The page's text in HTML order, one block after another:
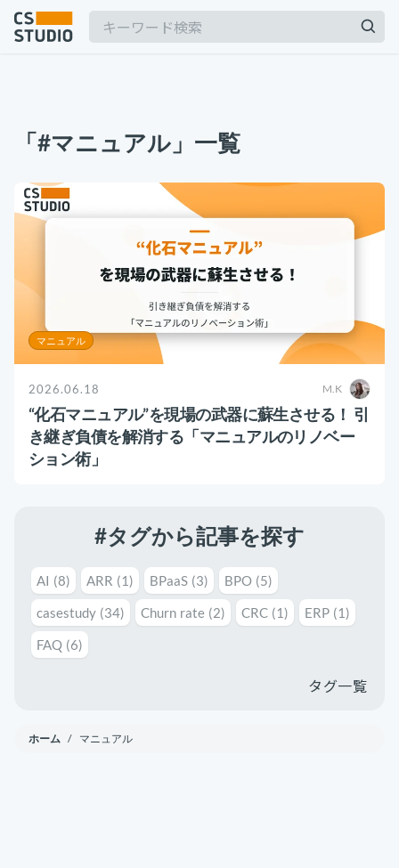
記事
サービス
keyboard_arrow_down
コンサル・トレーニング
コンサルティング
ブートキャンプ
CS人材育成プログラム
運用代行・人材派遣
カスタマーサクセス人材派遣・常駐
カスタマーサクセスBPO
カスタマーサポート代行
多言語カスタマーサポート対応
CSツール導入・運用支援
ツール選定・運用支援
Zendesk導入支援
ユーザーインタビュー
ル作成やタスク管理のテクニックを紹介
2025.06.06
BPaaSに取り組む注目企業一覧（2025年版）
BPO BPaaS
サボタージュマニュアルとは？組織の内部崩壊
に関するバイブル
組織作り
意外と知らない？Google スプレッドシート関
数の落とし穴 ～集計作業を効率化する4つの
関数と、見落としがちな注意点～
カスタマーサポート
例とともに解説
カスタマーサクセス 顧客満足度
「#マニュアル」一覧
マニュアル
2026.06.18 M.K
“化石マニュアル”を現場の武器に蘇生させる！ 引
き継ぎ負債を解消する「マニュアルのリノベー
ション術」
#タグから記事を探す
AI (8) ARR (1) BPaaS (3) BPO (5)
casestudy (34) Churn rate (2) CRC (1) ERP (1)
FAQ (6)
タグ一覧
ホーム / マニュアル